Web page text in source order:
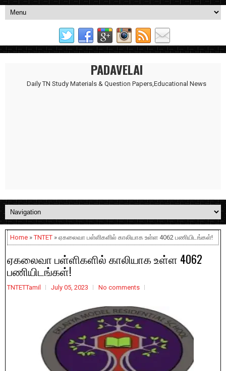
PADAVELAI
Daily TN Study Materials & Question Papers,Educational News
Home »TNTET » ஏகலைவா பள்ளிகளில் காலியாக உள்ள 4062 பணியிடங்கள்!
ஏகலைவா பள்ளிகளில் காலியாக உள்ள 4062
பணியிடங்கள்!
TNTETTamil July 05, 2023 No comments